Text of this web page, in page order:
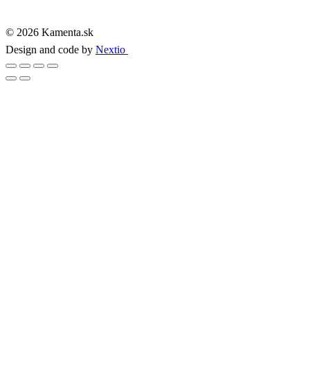
© 2026 Kamenta.sk
Design and code by Nextio